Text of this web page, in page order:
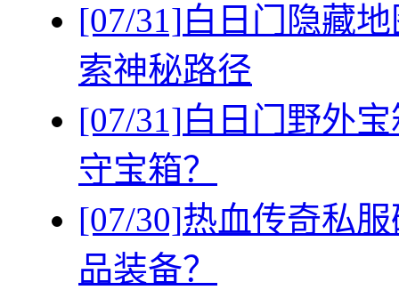
[07/31]白日门隐藏
索神秘路径
[07/31]白日门野外
守宝箱？
[07/30]热血传奇私
品装备？